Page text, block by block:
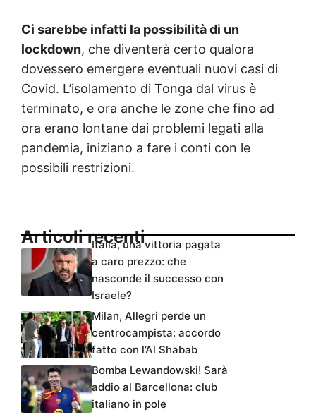
Ci sarebbe infatti la possibilità di un
lockdown, che diventerà certo qualora
dovessero emergere eventuali nuovi casi di
Covid. L’isolamento di Tonga dal virus è
terminato, e ora anche le zone che fino ad
ora erano lontane dai problemi legati alla
pandemia, iniziano a fare i conti con le
possibili restrizioni.
Articoli recentiItalia, una vittoria pagata
a caro prezzo: che
nasconde il successo con
Israele?
Milan, Allegri perde un
centrocampista: accordo
fatto con l’Al Shabab
Bomba Lewandowski! Sarà
addio al Barcellona: club
italiano in pole